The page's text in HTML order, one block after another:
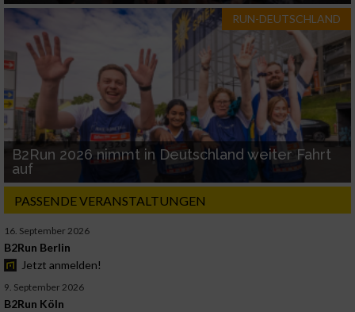
RUN-DEUTSCHLAND
B2Run 2026 nimmt in Deutschland weiter Fahrt
auf
PASSENDE VERANSTALTUNGEN
16. September 2026
B2Run Berlin
Jetzt anmelden!
9. September 2026
B2Run Köln